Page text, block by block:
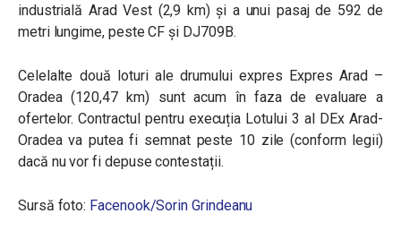
industrială Arad Vest (2,9 km) și a unui pasaj de 592 de
metri lungime, peste CF și DJ709B.
Celelalte două loturi ale drumului expres Expres Arad –
Oradea (120,47 km) sunt acum în faza de evaluare a
ofertelor. Contractul pentru execuția Lotului 3 al DEx Arad-
Oradea va putea fi semnat peste 10 zile (conform legii)
dacă nu vor fi depuse contestații.
Sursă foto: Facenook/Sorin Grindeanu